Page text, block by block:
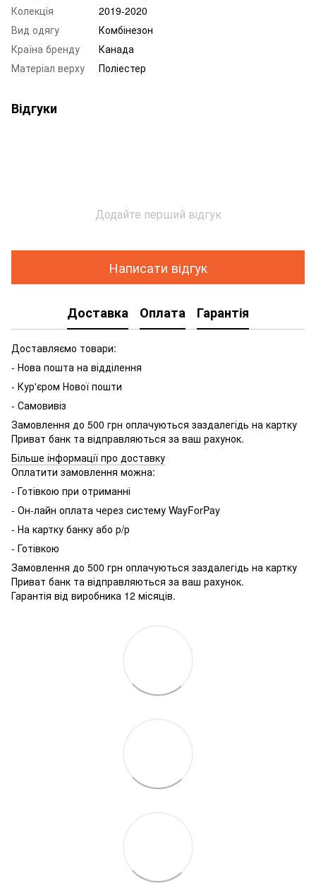
Колекція
2019-2020
Вид одягу
Комбінезон
Країна бренду
Канада
Матеріал верху
Поліестер
Відгуки
Додайте перший відгук
Написати відгук
Доставка Оплата Гарантія
Доставляємо товари:
- Нова пошта на відділення
- Кур'єром Нової пошти
- Самовивіз
Замовлення до 500 грн оплачуються заздалегідь на картку
Приват банк та відправляються за ваш рахунок.
Більше інформації про доставку
Оплатити замовлення можна:
- Готівкою при отриманні
- Он-лайн оплата через систему WayForPay
- На картку банку або р/р
- Готівкою
Замовлення до 500 грн оплачуються заздалегідь на картку
Приват банк та відправляються за ваш рахунок.
Гарантія від виробника 12 місяців.